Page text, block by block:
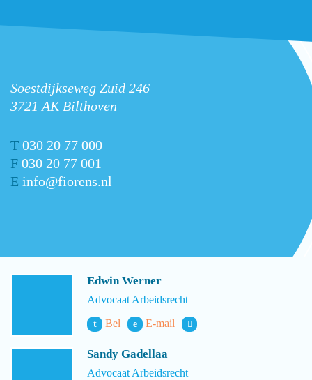
Soestdijkseweg Zuid 246
3721 AK Bilthoven
T 030 20 77 000
F 030 20 77 001
E info@fiorens.nl
Edwin Werner
Advocaat Arbeidsrecht
t Bel e E-mail
Sandy Gadellaa
Advocaat Arbeidsrecht